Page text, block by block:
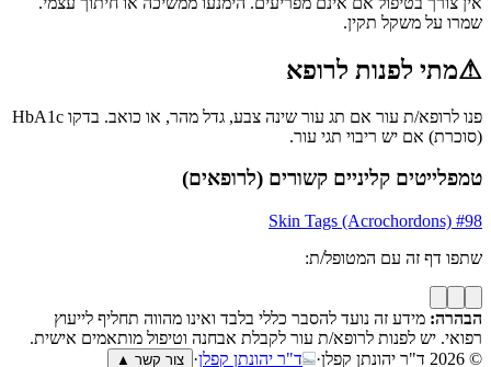
שמרו על משקל תקין.
⚠מתי לפנות לרופא
פנו לרופא/ת עור אם תג עור שינה צבע, גדל מהר, או כואב. בדקו HbA1c
(סוכרת) אם יש ריבוי תגי עור.
טמפלייטים קליניים קשורים (לרופאים)
#98
Skin Tags (Acrochordons)
שתפו דף זה עם המטופל/ת:
הבהרה: מידע זה נועד להסבר כללי בלבד ואינו מהווה תחליף לייעוץ
רפואי. יש לפנות לרופא/ת עור לקבלת אבחנה וטיפול מותאמים אישית.
© 2026
ד"ר יהונתן קפלן· ד"ר יהונתן קפלן· צור קשר ▲